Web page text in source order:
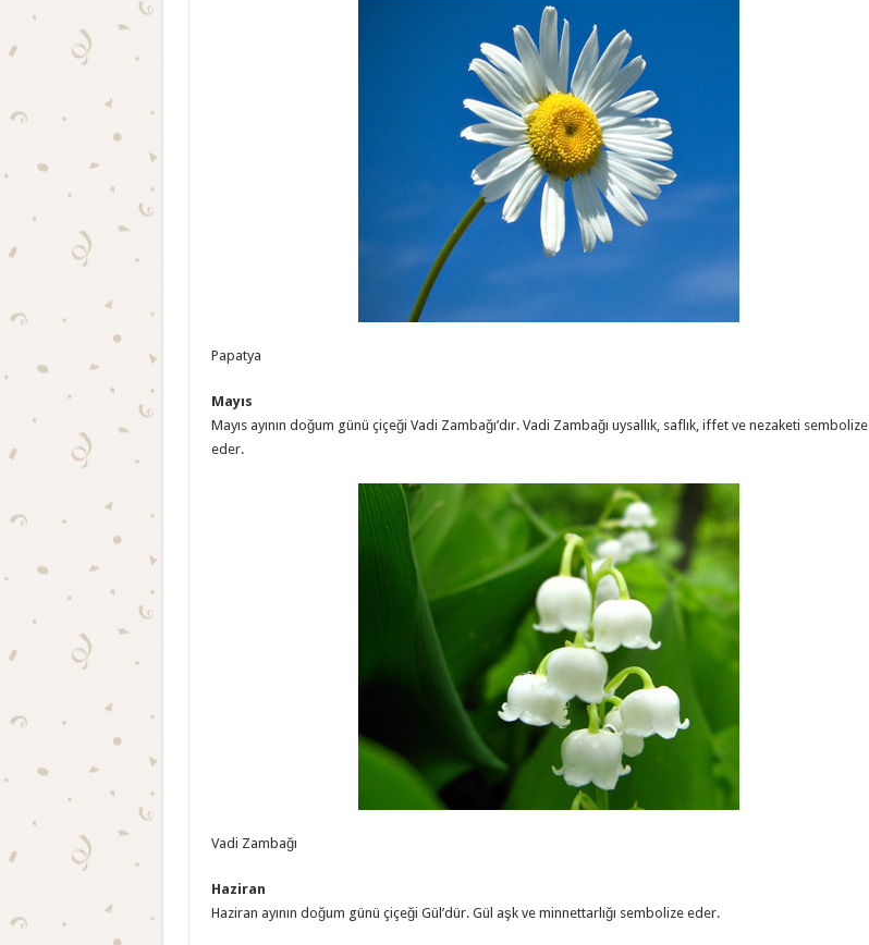
Papatya
Mayıs
Mayıs ayının doğum günü çiçeği Vadi Zambağı’dır. Vadi Zambağı uysallık, saflık, iffet ve nezaketi sembolize
eder.
Vadi Zambağı
Haziran
Haziran ayının doğum günü çiçeği Gül’dür. Gül aşk ve minnettarlığı sembolize eder.